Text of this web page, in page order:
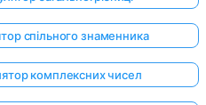
спільного знаменника
комплексних чисел